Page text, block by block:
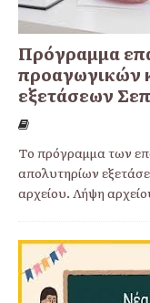
Πρόγραμμα
προαγωγικών
εξετάσεων
Το πρόγραμμα των
απολυτηρίων
αρχείου. Λήψη